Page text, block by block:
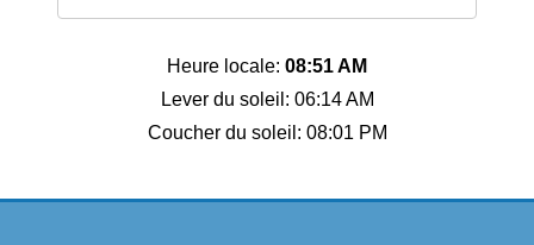
Heure locale: 08:51 AM
Lever du soleil: 06:14 AM
Coucher du soleil: 08:01 PM